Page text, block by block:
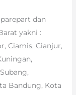
dan
yakni :
Ciamis, Cianjur,
Bandung, Kota